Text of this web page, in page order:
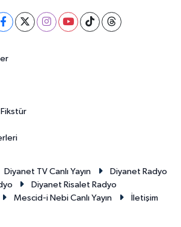
Diyanet TV Canlı Yayın
Diyanet Radyo
Diyanet Risalet Radyo
Mescid-i Nebi Canlı Yayın
İletişim